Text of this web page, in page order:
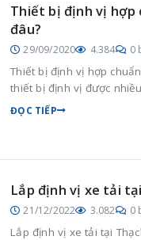
Thiết bị định vị hợp
đâu?
29/09/2020 4.384 0
Thiết bị định vị hợp
thiết bị định vị được
ĐỌC TIẾP
Lắp định vị xe tải
21/12/2022 3.082 0
Lắp định vị xe tải tại